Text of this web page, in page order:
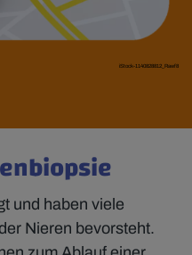
iStock-1140828812_Rawf8
und haben viele
Nieren bevorsteht.